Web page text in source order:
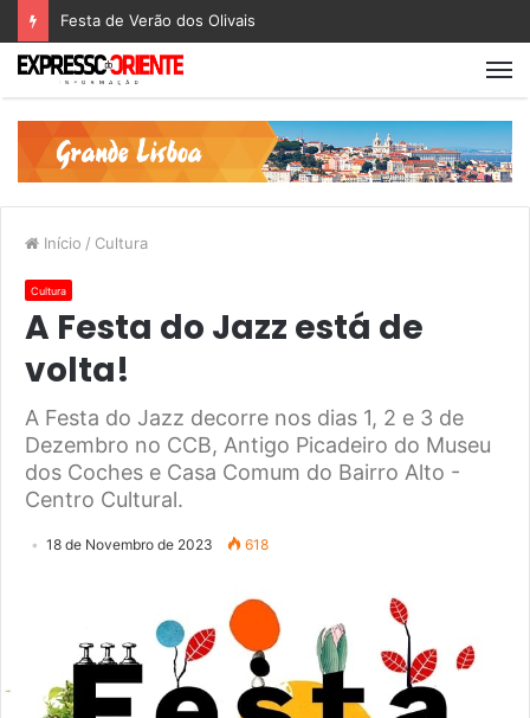
Festa de Verão dos Olivais
Início / Cultura
Cultura
A Festa do Jazz está de
volta!
A Festa do Jazz decorre nos dias 1, 2 e 3 de
Dezembro no CCB, Antigo Picadeiro do Museu
dos Coches e Casa Comum do Bairro Alto -
Centro Cultural.
18 de Novembro de 2023 618